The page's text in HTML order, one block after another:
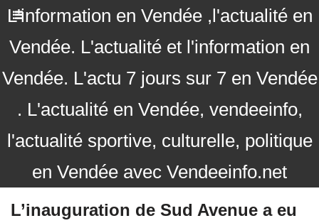
L'information en Vendée ,l'actualité en
Vendée. L'actualité et l'information en
Vendée. L'actu 7 jours sur 7 en Vendée
. L'actualité en Vendée, vendeeinfo,
l'actualité sportive, culturelle, politique
en Vendée avec Vendeeinfo.net
L’inauguration de Sud Avenue a eu